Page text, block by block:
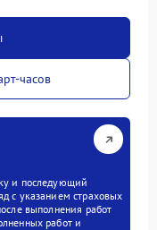
часов
и последующий
с указанием страховых
выполнения работ
работ и